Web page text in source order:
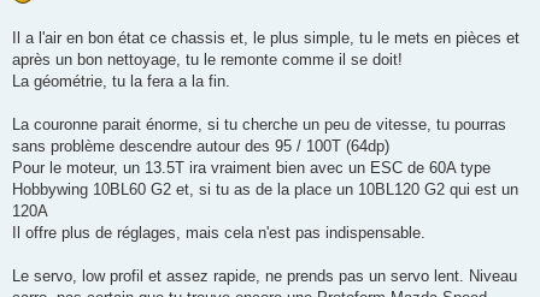
Il a l'air en bon état ce chassis et, le plus simple, tu le mets en pièces et
après un bon nettoyage, tu le remonte comme il se doit!
La géométrie, tu la fera a la fin.
La couronne parait énorme, si tu cherche un peu de vitesse, tu pourras
sans problème descendre autour des 95 / 100T (64dp)
Pour le moteur, un 13.5T ira vraiment bien avec un ESC de 60A type
Hobbywing 10BL60 G2 et, si tu as de la place un 10BL120 G2 qui est un
120A
Il offre plus de réglages, mais cela n'est pas indispensable.
Le servo, low profil et assez rapide, ne prends pas un servo lent. Niveau